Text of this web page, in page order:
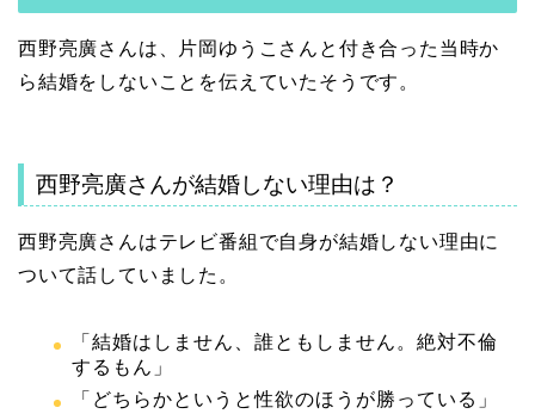
西野亮廣さんは、片岡ゆうこさんと付き合った当時か
ら結婚をしないことを伝えていたそうです。
西野亮廣さんが結婚しない理由は？
西野亮廣さんはテレビ番組で自身が結婚しない理由に
ついて話していました。
「結婚はしません、誰ともしません。絶対不倫
するもん」
「どちらかというと性欲のほうが勝っている」